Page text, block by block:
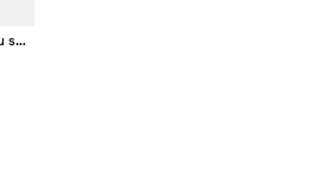
Dragon Diffusion kabelka typu shopper dámska kožená